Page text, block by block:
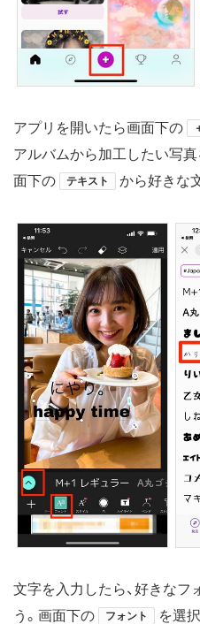
アプリを開いたら画面下の
アルバムから加工したい写真
面下の
テキスト から好きな
文字を入力したら、好きなフ
う。画面下の
フォント
を選